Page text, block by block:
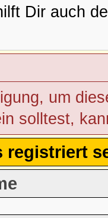
Dir auch
um
solltest,
registriert